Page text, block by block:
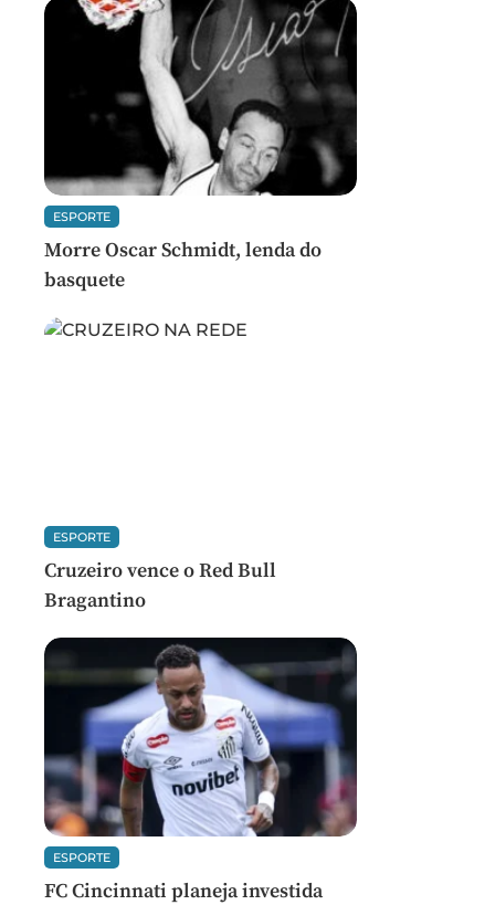
ESPORTE
Morre Oscar Schmidt, lenda do
basquete
ESPORTE
Cruzeiro vence o Red Bull
Bragantino
ESPORTE
FC Cincinnati planeja investida